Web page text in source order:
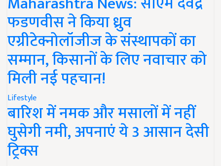
फडणवीस ने किया ध्रुव
एग्रीटेक्नोलॉजीज के संस्थापकों का
सम्मान, किसानों के लिए नवाचार को
मिली नई पहचान!
Lifestyle
बारिश में नमक और मसालों में नहीं
घुसेगी नमी, अपनाएं ये 3 आसान देसी
ट्रिक्स